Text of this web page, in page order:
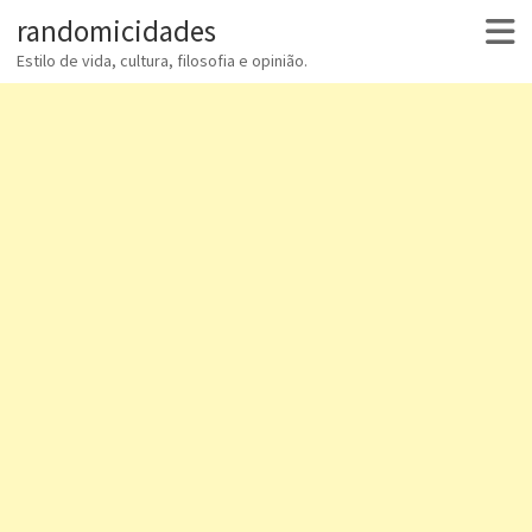
randomicidades
Estilo de vida, cultura, filosofia e opinião.